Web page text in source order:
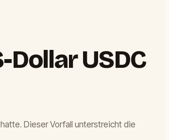
USDC
Dieser Vorfall unterstreicht die